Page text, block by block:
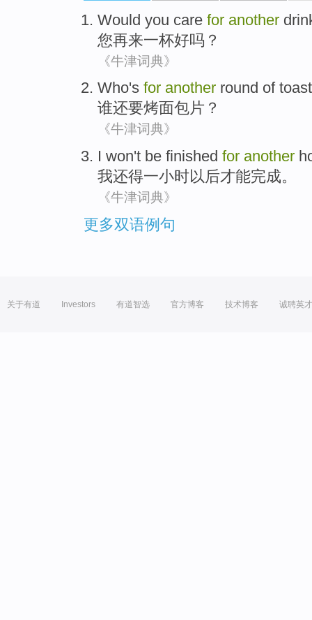
Would you care for another
您再来一杯好吗？
《牛津词典》
Who's for another round of toast
谁还要烤面包片 ？
《牛津词典》
I won't be finished for another
我还得一小时以后才能完成。
《牛津词典》
更多双语例句
关于有道 Investors 有道智选 官方博客 技术博客 诚聘英才